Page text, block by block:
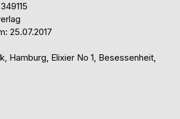
25.07.2017
Hamburg, Elixier No 1, Besessenheit,